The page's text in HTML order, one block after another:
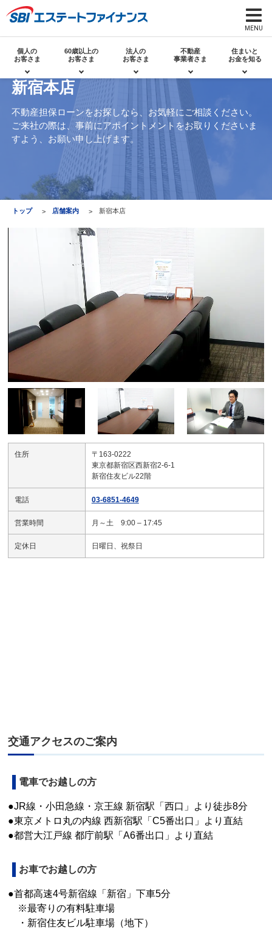
個人の
お客さま
60歳以上の
お客さま
法人の
お客さま
不動産
事業者さま
住まいと
お金を知る
新宿本店
不動産担保ローンをお探しなら、お気軽にご相談ください。
ご来社の際は、事前にアポイントメントをお取りくださいま
すよう、お願い申し上げます。
トップ 店舗案内 新宿本店
住所
〒163-0222
東京都新宿区西新宿2-6-1
新宿住友ビル22階
電話 03-6851-4649
営業時間 月～土 9:00 – 17:45
定休日 日曜日、祝祭日
交通アクセスのご案内
電車でお越しの方
●JR線・小田急線・京王線 新宿駅「西口」より徒歩8分
●東京メトロ丸の内線 西新宿駅「C5番出口」より直結
●都営大江戸線 都庁前駅「A6番出口」より直結
お車でお越しの方
●首都高速4号新宿線「新宿」下車5分
※最寄りの有料駐車場
・新宿住友ビル駐車場（地下）